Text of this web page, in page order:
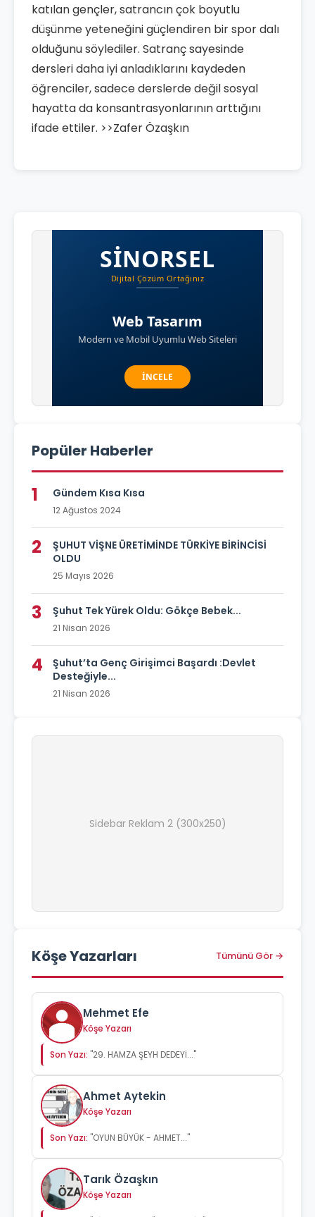
katılan gençler, satrancın çok boyutlu
düşünme yeteneğini güçlendiren bir spor dalı
olduğunu söylediler. Satranç sayesinde
dersleri daha iyi anladıklarını kaydeden
öğrenciler, sadece derslerde değil sosyal
hayatta da konsantrasyonlarının arttığını
ifade ettiler. >>Zafer Özaşkın
Popüler Haberler
1 Gündem Kısa Kısa
12 Ağustos 2024
2
ŞUHUT VİŞNE ÜRETİMİNDE TÜRKİYE BİRİNCİSİ
OLDU
25 Mayıs 2026
3 Şuhut Tek Yürek Oldu: Gökçe Bebek...
21 Nisan 2026
4
Şuhut’ta Genç Girişimci Başardı :Devlet
Desteğiyle...
21 Nisan 2026
Sidebar Reklam 2 (300x250)
Köşe Yazarları Tümünü Gör →
Mehmet Efe
Köşe Yazarı
Son Yazı: "29. HAMZA ŞEYH DEDEYİ..."
Ahmet Aytekin
Köşe Yazarı
Son Yazı: "OYUN BÜYÜK - AHMET..."
Tarık Özaşkın
Köşe Yazarı